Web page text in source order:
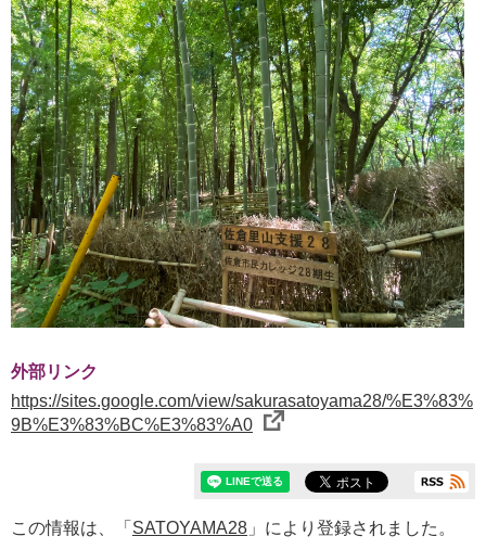
外部リンク
https://sites.google.com/view/sakurasatoyama28/%E3%83%
9B%E3%83%BC%E3%83%A0
この情報は、「 SATOYAMA28 」により登録されました。